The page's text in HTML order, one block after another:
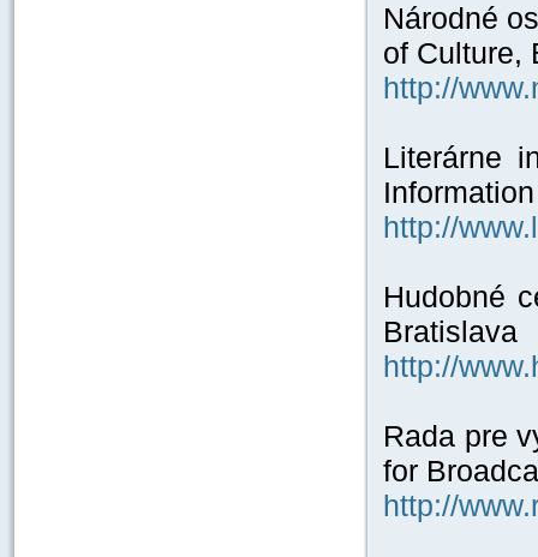
Národné
of Culture,
http://
Literárne
http://
Hudobné
Bratislava
http://
Rada pre
for
http://